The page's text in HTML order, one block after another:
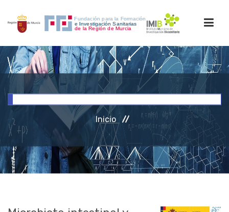
INICIO
INVESTIGACIÓN
RRHH
ACCESO PERSONAL
Inicio